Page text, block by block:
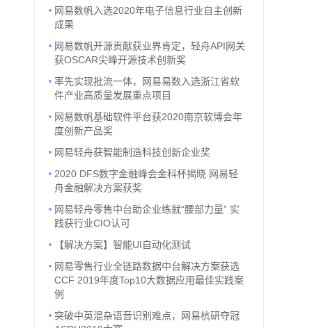
网易数帆入选2020年电子信息行业自主创新
成果
网易数帆开源贡献获业界肯定，轻舟API网关
获OSCAR尖峰开源技术创新奖
率先实现批流一体，网易易数入选浙江省软
件产业高质量发展重点项目
网易数帆基础软件平台获2020南京软博会年
度创新产品奖
网易轻舟获智能制造科技创新企业奖
2020 DFS数字金融峰会金科杯揭晓 网易轻
舟金融解决方案获奖
网易轻舟零售中台助企业练就“腰部力量” 实
践获行业CIO认可
【解决方案】智能UI自动化测试
网易零售行业全链路数据中台解决方案获选
CCF 2019年度Top10大数据应用最佳实践案
例
突破中英混杂语音识别难点，网易杭研夺冠